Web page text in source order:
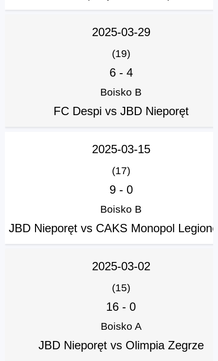
2025-03-29
(19)
6- 4
Boisko B
FC Despi vs JBD Nieporęt
2025-03-15
(17)
9- 0
Boisko B
JBD Nieporęt vs CAKS Monopol
2025-03-02
(15)
16 - 0
Boisko A
JBD Nieporęt vs Olimpia Zegrze